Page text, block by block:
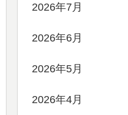
2026年7月
2026年6月
2026年5月
2026年4月